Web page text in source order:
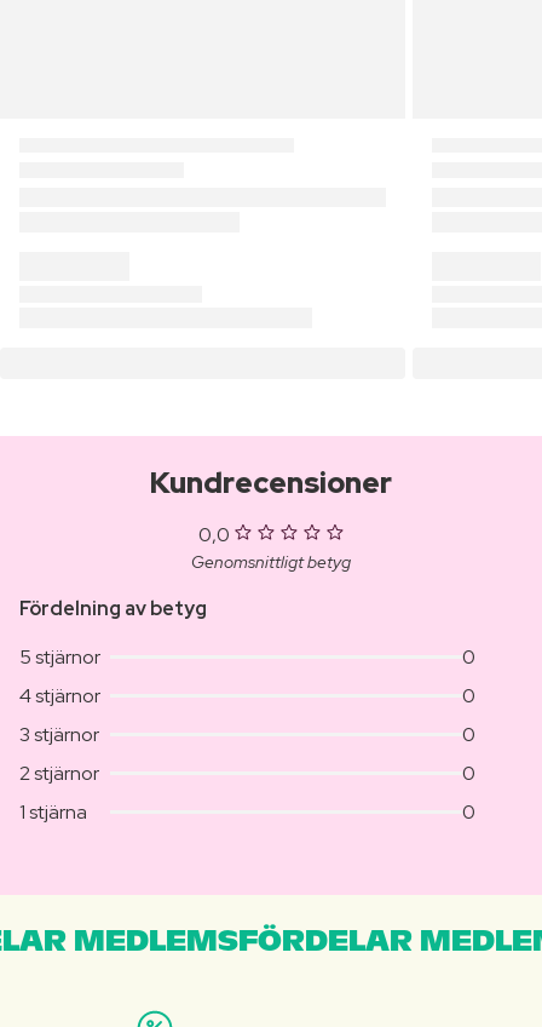
Kundrecensioner
0,0
Genomsnittligt betyg
Fördelning av betyg
5 stjärnor
0
4 stjärnor
0
3 stjärnor
0
2 stjärnor
0
1 stjärna
0
MEDLEMSFÖRDELAR